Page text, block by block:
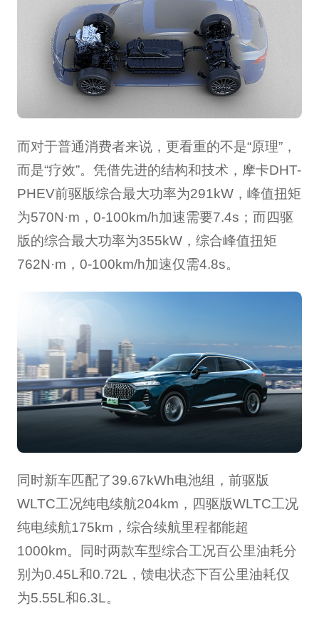
而对于普通消费者来说，更看重的不是“原理”，
而是“疗效”。凭借先进的结构和技术，摩卡DHT-
PHEV前驱版综合最大功率为291kW，峰值扭矩
为570N·m，0-100km/h加速需要7.4s；而四驱
版的综合最大功率为355kW，综合峰值扭矩
762N·m，0-100km/h加速仅需4.8s。
同时新车匹配了39.67kWh电池组，前驱版
WLTC工况纯电续航204km，四驱版WLTC工况
纯电续航175km，综合续航里程都能超
1000km。同时两款车型综合工况百公里油耗分
别为0.45L和0.72L，馈电状态下百公里油耗仅
为5.55L和6.3L。